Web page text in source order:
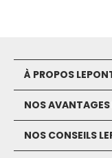
À PROPOS
NOS
NOS CONSEILS